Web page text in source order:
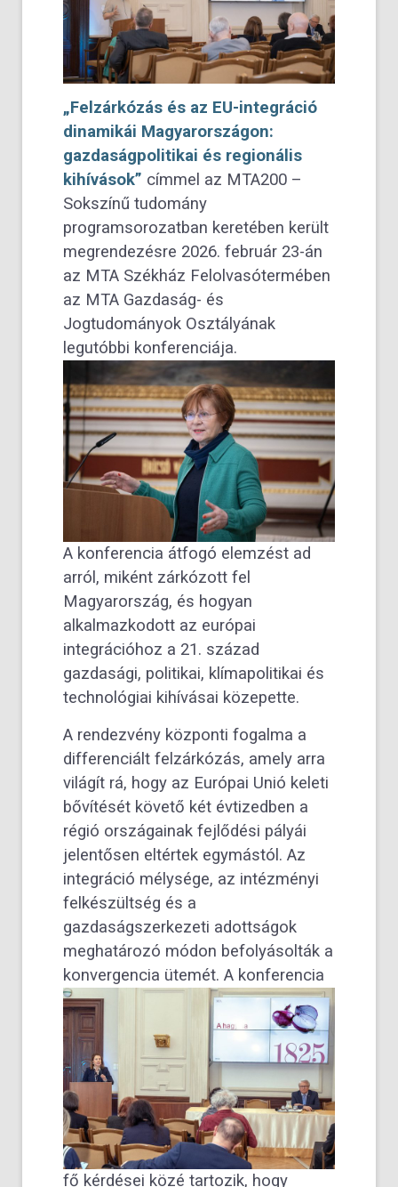
„Felzárkózás és az EU-integráció
dinamikái Magyarországon:
gazdaságpolitikai és regionális
kihívások” címmel az MTA200 –
Sokszínű tudomány
programsorozatban keretében került
megrendezésre 2026. február 23-án
az MTA Székház Felolvasótermében
az MTA Gazdaság- és
Jogtudományok Osztályának
legutóbbi konferenciája.
A konferencia átfogó elemzést ad
arról, miként zárkózott fel
Magyarország, és hogyan
alkalmazkodott az európai
integrációhoz a 21. század
gazdasági, politikai, klímapolitikai és
technológiai kihívásai közepette.
A rendezvény központi fogalma a
differenciált felzárkózás, amely arra
világít rá, hogy az Európai Unió keleti
bővítését követő két évtizedben a
régió országainak fejlődési pályái
jelentősen eltértek egymástól. Az
integráció mélysége, az intézményi
felkészültség és a
gazdaságszerkezeti adottságok
meghatározó módon befolyásolták a
konvergencia ütemét. A konferencia
fő kérdései közé tartozik, hogy